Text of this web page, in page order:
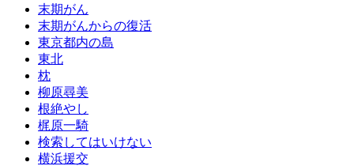
末期がん
末期がんからの復活
東京都内の島
東北
枕
柳原尋美
根絶やし
梶原一騎
検索してはいけない
横浜援交